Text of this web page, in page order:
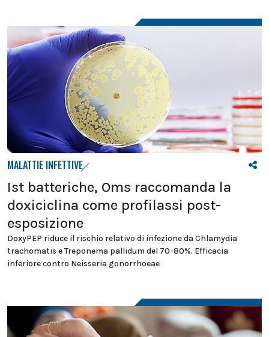
MALATTIE INFETTIVE
Ist batteriche, Oms raccomanda la
doxiciclina come profilassi post-
esposizione
DoxyPEP riduce il rischio relativo di infezione da Chlamydia
trachomatis e Treponema pallidum del 70-80%. Efficacia
inferiore contro Neisseria gonorrhoeae